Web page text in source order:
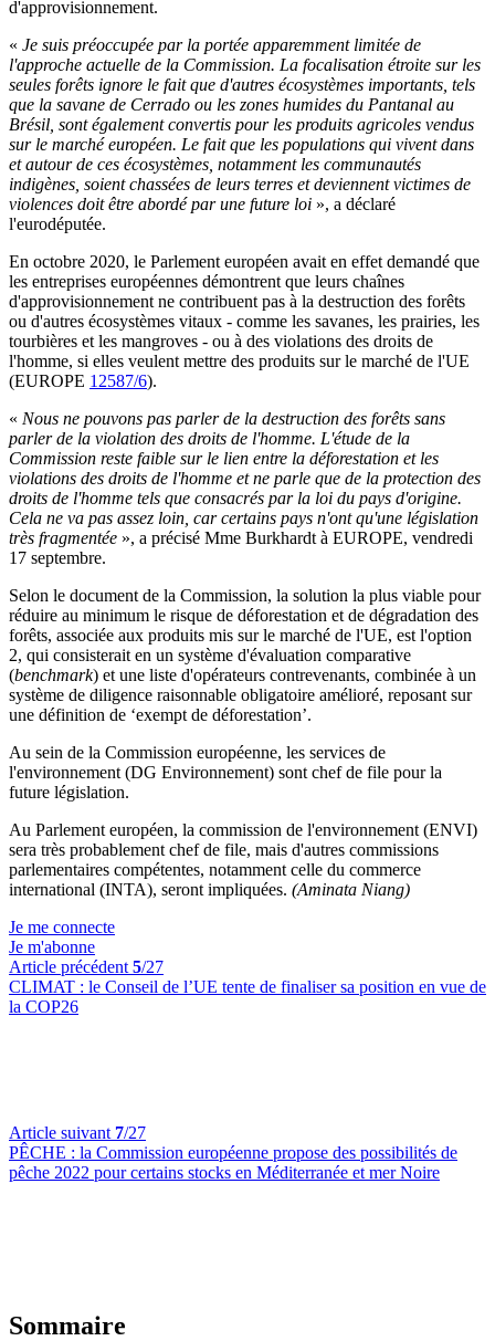
d'approvisionnement.
« Je suis préoccupée par la portée apparemment limitée de
l'approche actuelle de la Commission. La focalisation étroite sur les
seules forêts ignore le fait que d'autres écosystèmes importants, tels
que la savane de Cerrado ou les zones humides du Pantanal au
Brésil, sont également convertis pour les produits agricoles vendus
sur le marché européen. Le fait que les populations qui vivent dans
et autour de ces écosystèmes, notamment les communautés
indigènes, soient chassées de leurs terres et deviennent victimes de
violences doit être abordé par une future loi », a déclaré
l'eurodéputée.
En octobre 2020, le Parlement européen avait en effet demandé que
les entreprises européennes démontrent que leurs chaînes
d'approvisionnement ne contribuent pas à la destruction des forêts
ou d'autres écosystèmes vitaux - comme les savanes, les prairies, les
tourbières et les mangroves - ou à des violations des droits de
l'homme, si elles veulent mettre des produits sur le marché de l'UE
(EUROPE 12587/6).
« Nous ne pouvons pas parler de la destruction des forêts sans
parler de la violation des droits de l'homme. L'étude de la
Commission reste faible sur le lien entre la déforestation et les
violations des droits de l'homme et ne parle que de la protection des
droits de l'homme tels que consacrés par la loi du pays d'origine.
Cela ne va pas assez loin, car certains pays n'ont qu'une législation
très fragmentée », a précisé Mme Burkhardt à EUROPE, vendredi
17 septembre.
Selon le document de la Commission, la solution la plus viable pour
réduire au minimum le risque de déforestation et de dégradation des
forêts, associée aux produits mis sur le marché de l'UE, est l'option
2, qui consisterait en un système d'évaluation comparative
(benchmark) et une liste d'opérateurs contrevenants, combinée à un
système de diligence raisonnable obligatoire amélioré, reposant sur
une définition de ‘exempt de déforestation’.
Au sein de la Commission européenne, les services de
l'environnement (DG Environnement) sont chef de file pour la
future législation.
Au Parlement européen, la commission de l'environnement (ENVI)
sera très probablement chef de file, mais d'autres commissions
parlementaires compétentes, notamment celle du commerce
international (INTA), seront impliquées. (Aminata Niang)
Je me connecte
Je m'abonne
Article précédent 5/27
CLIMAT : le Conseil de l’UE tente de finaliser sa position en vue de
la COP26
Article suivant 7/27
PÊCHE : la Commission européenne propose des possibilités de
pêche 2022 pour certains stocks en Méditerranée et mer Noire
Sommaire